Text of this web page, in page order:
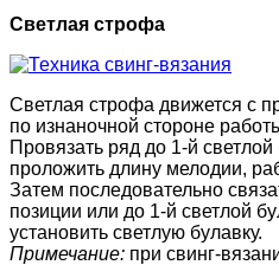
Светлая строфа
Светлая строфа движется с
по изнаночной стороне
Провязать ряд до 1-й
проложить длину мелодии,
Затем последовательно
позиции или до 1-й светлой
установить светлую булавку.
Примечание: при свинг-